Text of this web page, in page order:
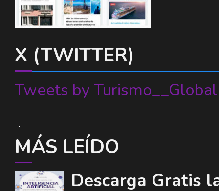
X (TWITTER)
Tweets by Turismo__Global
MÁS LEÍDO
Descarga Gratis